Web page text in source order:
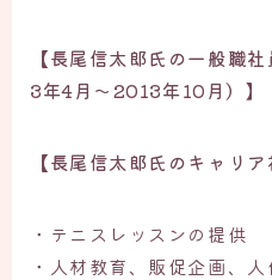
【長尾信太郎氏の一般職
3年4月〜2013年10月） 】
【長尾信太郎氏のキャリア
・テニスレッスンの提供
・人材教育、販促企画、